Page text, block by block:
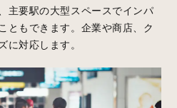
主要駅の大型スペースでインパ
ともできます。企業や商店、ク
に対応します。